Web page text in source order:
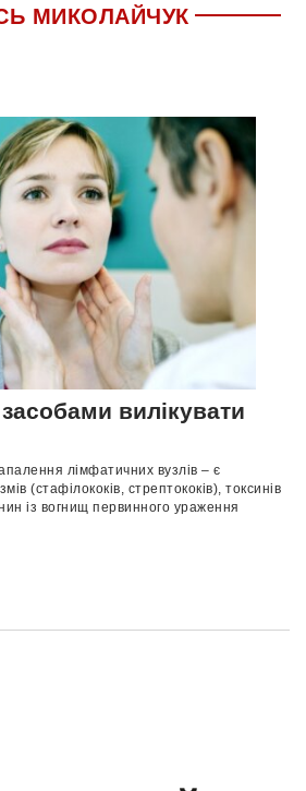
МИКОЛАЙЧУК
вилікувати
лімфатичних вузлів – є
(стафілококів, стрептококів), ток­синів
із вогнищ первинного ураження